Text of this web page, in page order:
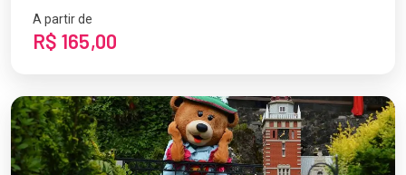
A partir de
R$ 165,00